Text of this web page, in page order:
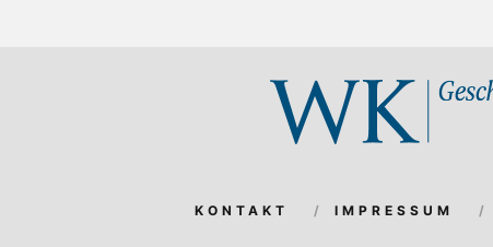
KONTAKT IMPRESSUM